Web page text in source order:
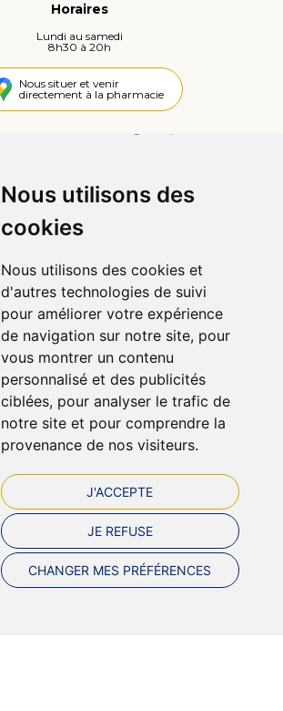
Nous utilisons des
cookies
Nous utilisons des cookies et
d'autres technologies de suivi
pour améliorer votre expérience
de navigation sur notre site, pour
vous montrer un contenu
personnalisé et des publicités
ciblées, pour analyser le trafic de
notre site et pour comprendre la
provenance de nos visiteurs.
J'ACCEPTE
JE REFUSE
CHANGER MES PRÉFÉRENCES
Horaires
Lundi au samedi
8h30 à 20h
Nous situer et venir
directement à la pharmacie
Informations
Qui sommes-nous ?
Déclarer un effet indésirable
Mentions légales
CGV
Données personnelles
Cookies
Préférences Cookies